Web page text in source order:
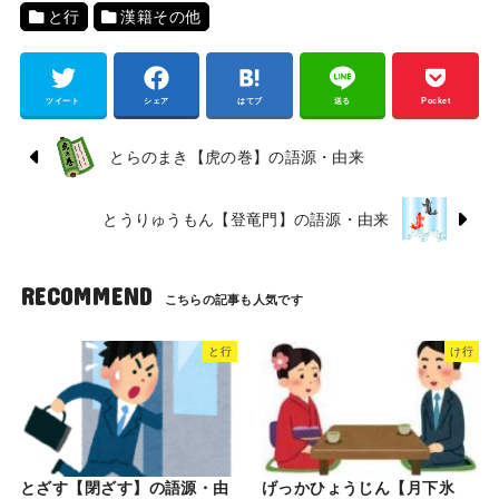
と行 漢籍その他
ツイート シェア はてブ 送る Pocket
とらのまき【虎の巻】の語源・由来
とうりゅうもん【登竜門】の語源・由来
RECOMMEND
と行
とざす【閉ざす】の語源・由
け行
げっかひょうじん【月下氷